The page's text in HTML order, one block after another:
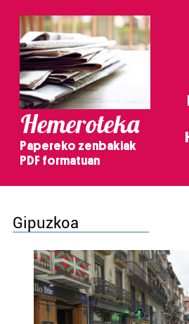
Hemeroteka
Papereko zenbakiak
PDF formatuan
Gipuzkoa